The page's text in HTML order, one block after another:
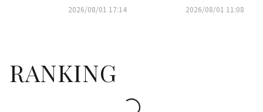
最優秀作品賞は「伝説のキッチ
2026/08/01 17:14 パク・ジフンら「第5回青龍シ
2026/08/01 11:08
RANKING